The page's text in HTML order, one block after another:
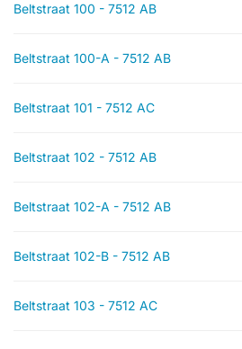
Beltstraat 100 - 7512 AB
Beltstraat 100-A - 7512 AB
Beltstraat 101 - 7512 AC
Beltstraat 102 - 7512 AB
Beltstraat 102-A - 7512 AB
Beltstraat 102-B - 7512 AB
Beltstraat 103 - 7512 AC